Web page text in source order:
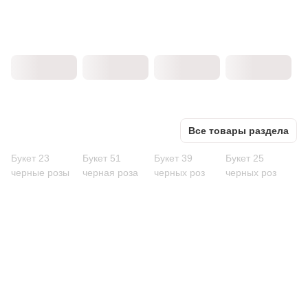
Все товары раздела
Букет 23
черные розы
Букет 51
черная роза
Букет 39
черных роз
Букет 25
черных роз